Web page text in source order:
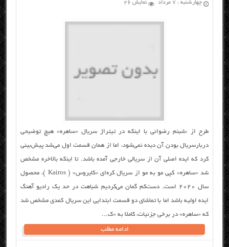
چهارشنبه ، ۷ مرداد نمایش 26
طرح از :شبنم رضوانی با اینکه در تیتراژ سریال «ساهره» هیچ توضیحی
دربارسریال بودن آن دیده نمی‌شود، اما از همان قسمت اول می‌شد پیش‌بینی
کرد که ایده اصلی آن از سریالی خارجی آمده باشد. تا اینکه بالاخره مشخص
شد «ساهره» کپی مو به مو از سریال کره‌ای «کایروس» ( Kairos )، محصول
سال ۲۰۲۰ است. دست‌کم گمان می‌کردیم شباهت در حد یک رادیو آهنگ
ایده اولیه باشد اما با تماشای دو قسمت ابتدایی این سریال کمدی مشخص شد
که «ساهره» در برخی جزئیات، کاملا به «ک...
ادامه مطلب